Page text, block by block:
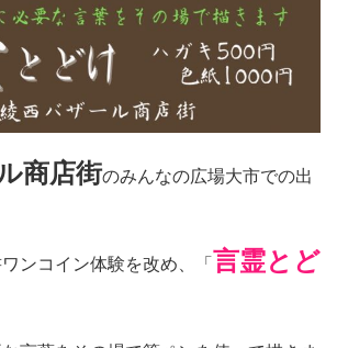
商店街のみんなの広場大市での出
ンコイン体験を改め、「言霊とど